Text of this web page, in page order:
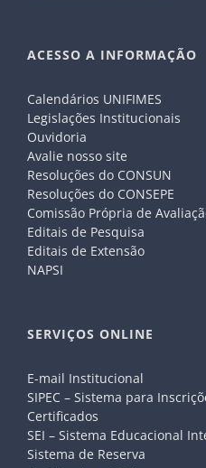
ACESSO A INFORMAÇÃO
Calendários UNIFIMES
Legislações Institucionais
Ouvidoria
Avalie nosso site
Resoluções do CONSUN
Resoluções do CONSEPE
Comissão Própria de
Editais de Pesquisa
Editais de Extensão
NAPSI
SERVIÇOS ONLINE
E-mail Institucional
SIPEC – Sistema para
Certificados
SEI – Sistema Educacional
Sistema de Reserva